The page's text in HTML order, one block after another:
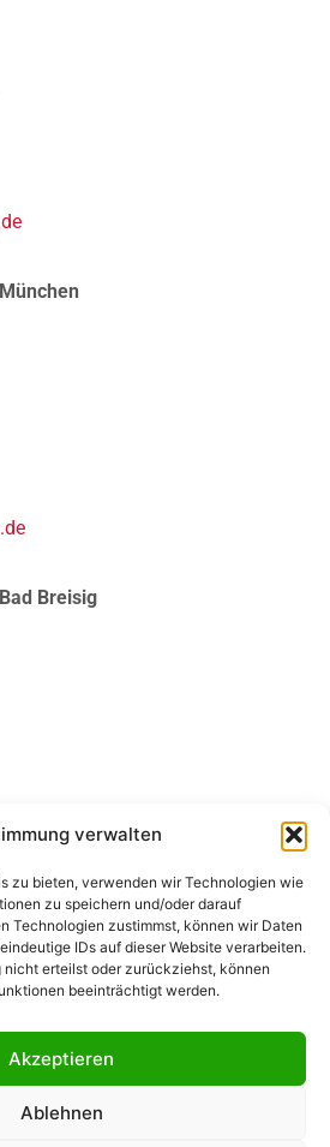
verwalten
zu bieten, verwenden wir Technologien wie
zu speichern und/oder darauf
Technologien zustimmst, können wir Daten
IDs auf dieser Website verarbeiten.
nicht erteilst oder zurückziehst, können
beeinträchtigt werden.
Akzeptieren
Ablehnen
Breisig